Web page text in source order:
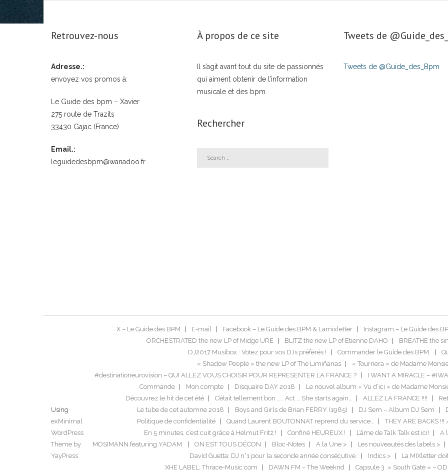
Retrouvez-nous
Adresse.:
envoyez vos promos à:
Le Guide des bpm – Xavier
275 route de Trazits
33430 Gajac (France)
Email.:
leguidedesbpm@wanadoo.fr
À propos de ce site
Il s’agit avant tout du site de passionnés
qui aiment obtenir de l’information
musicale et des bpm.
Rechercher
Tweets de
Tweets de @Guide_des_Bpm
Using
exMinimal
WordPress
Theme by
YayPress
X – Le Guide des BPM E-mail Facebook – Le Guide des BPM & Lamixletter
Instagram – Le Guide des
ORCHESTRATED the new LP of Midge URE
BLITZ the new LP of Etienne DAHO
BREATHE the
DJ2017 Musibox : Votez pour vos DJs préférés !
Commander le Guide des BPM.
« Shadow People » the new LP of The Limiñanas
« Tournera » de Madame
#destinationeurovision – QUI ALLEZ VOUS CHOISIR POUR REPRESENTER LA FRANCE ?
I WANT A MIRACLE –
Commande
Mon compte Disquaire DAY 2018
Le nouvel album « Vu d’ici » de Madame
Découvrez le hit de cet été
C’était tellement bon ….. Act … She starts again… ALLEZ LA FRANCE !!!!
Le tube de cet automne 2018
Boys and Girls de Brian FERRY (1985) DJ Sem – Album DJ Sem
Politique de confidentialité
Quand Laurent BOUTONNAT reprend du service…
THEY ARE BACKS
En 5 minutes, c’est cuit grâce à Helmut Fritz !
Confiné HEUREUX ! L’âme de Talk Talk est ici!
A
MOSIMANN featuring YADAM.
ON EST TOUS DÉCON Bloc-Notes A la Une >
Les nouveautés des labels >
David Guetta: DJ n°1 pour la seconde année consécutive.
Indics >
La MIXletter
XHE LABEL: Thrace-Music.com
DAWN FM – The Weeknd Capsule 3 » South Gate » –